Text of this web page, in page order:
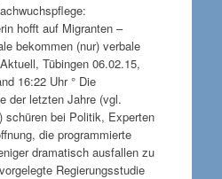
hofft auf Migranten –
bekommen (nur) verbale
Tübingen 06.02.15,
16:22 Uhr ° Die
der letzten Jahre (vgl.
schüren bei Politik, Experten
die programmierte
dramatisch ausfallen zu
Regierungsstudie